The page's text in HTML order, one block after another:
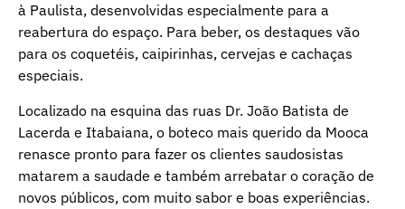
à Paulista, desenvolvidas especialmente para a
reabertura do espaço. Para beber, os destaques vão
para os coquetéis, caipirinhas, cervejas e cachaças
especiais.
Localizado na esquina das ruas Dr. João Batista de
Lacerda e Itabaiana, o boteco mais querido da Mooca
renasce pronto para fazer os clientes saudosistas
matarem a saudade e também arrebatar o coração de
novos públicos, com muito sabor e boas experiências.